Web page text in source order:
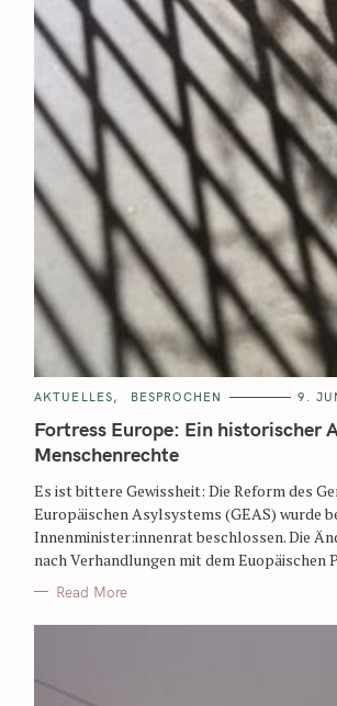
AKTUELLES BESPROCHEN 9.
Fortress Europe: Ein historischer
Menschenrechte
Es ist bittere Gewissheit: Die Reform des
Europäischen Asylsystems (GEAS) wurde
Innenminister:innenrat beschlossen. Die
nach Verhandlungen mit dem Euopäischen
Read More